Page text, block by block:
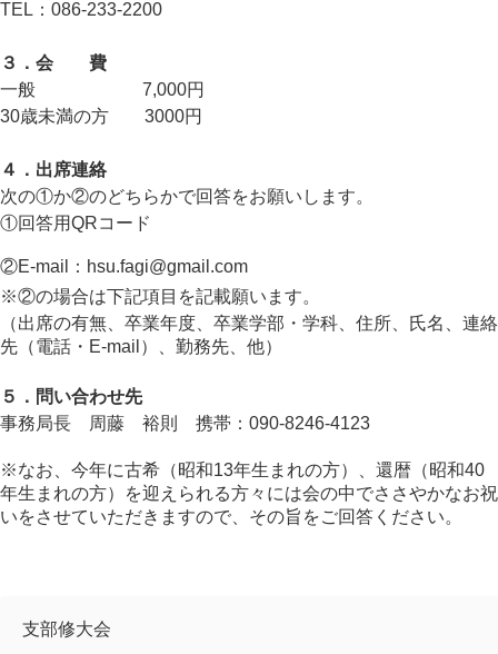
TEL：086-233-2200
３．会 費
一般 7,000円
30歳未満の方 3000円
４．出席連絡
次の①か②のどちらかで回答をお願いします。
①回答用QRコード
②E-mail：hsu.fagi@gmail.com
※②の場合は下記項目を記載願います。
（出席の有無、卒業年度、卒業学部・学科、住所、氏名、連絡
先（電話・E-mail）、勤務先、他）
５．問い合わせ先
事務局長 周藤 裕則 携帯：090-8246-4123
※なお、今年に古希（昭和13年生まれの方）、還暦（昭和40
年生まれの方）を迎えられる方々には会の中でささやかなお祝
いをさせていただきますので、その旨をご回答ください。
支部修大会